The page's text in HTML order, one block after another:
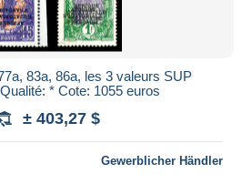
83a, 86a, les 3 valeurs SUP
* Cote: 1055 euros
± 403,27 $
Gewerblicher Händler